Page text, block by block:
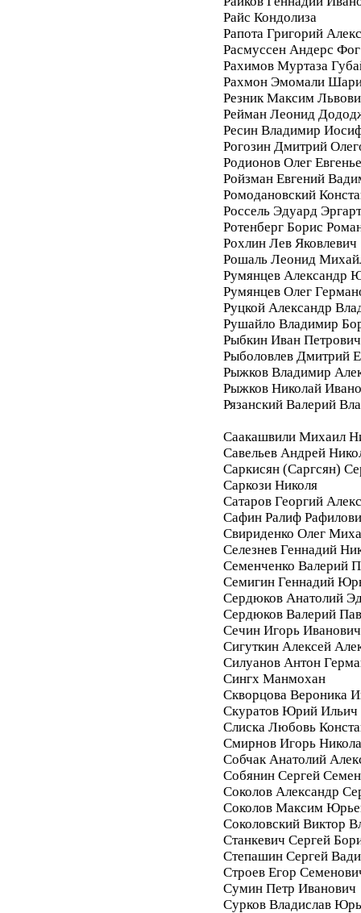
Райс Кондолиза
Рапота Григорий
Расмуссен Андерс Фог
Рахимов Муртаза
Рахмон Эмомали
Резник Максим
Рейман Леонид
Ресин Владимир
Рогозин Дмитрий
Родионов Олег
Ройзман Евгений
Ромодановский
Россель Эдуард
Ротенберг Борис
Рохлин Лев Яковлевич
Рошаль Леонид
Румянцев Александр
Румянцев Олег
Руцкой Александр
Рушайло Владимир
Рыбкин Иван Петрович
Рыболовлев Дмитрий
Рыжков Владимир
Рыжков Николай
Рязанский Валерий
Саакашвили Михаил
Савельев Андрей
Саркисян (Саргсян)
Саркози Николя
Сатаров Георгий
Сафин Ралиф
Свириденко Олег
Селезнев Геннадий
Семенченко Валерий
Семигин Геннадий
Сердюков Анатолий
Сердюков Валерий
Сечин Игорь Иванович
Сигуткин Алексей
Силуанов Антон
Сингх Манмохан
Скворцова Вероника
Скуратов Юрий Ильич
Слиска Любовь
Смирнов Игорь
Собчак Анатолий
Собянин Сергей
Соколов Александр
Соколов Максим
Соколовский Виктор
Станкевич Сергей
Степашин Сергей
Строев Егор
Сумин Петр Иванович
Сурков Владислав